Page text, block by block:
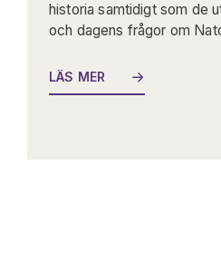
historia samtidigt som de
och dagens frågor om
LÄS MER